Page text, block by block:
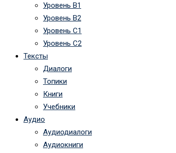
Уровень B1
Уровень B2
Уровень C1
Уровень C2
Тексты
Диалоги
Топики
Книги
Учебники
Аудио
Аудиодиалоги
Аудиокниги